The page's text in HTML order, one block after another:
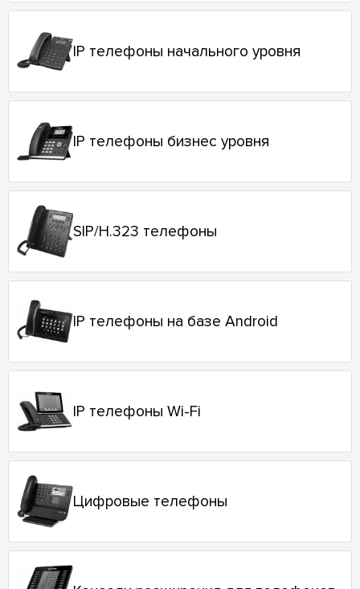
IP телефоны начального уровня
IP телефоны бизнес уровня
SIP/H.323 телефоны
IP телефоны на базе Android
IP телефоны Wi-Fi
Цифровые телефоны